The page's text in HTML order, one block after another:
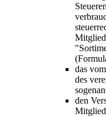
das
des
den